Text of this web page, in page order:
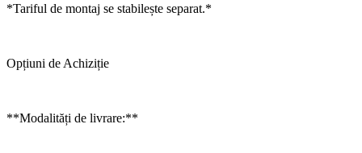
*Tariful de montaj se stabilește separat.*
Opțiuni de Achiziție
**Modalități de livrare:**